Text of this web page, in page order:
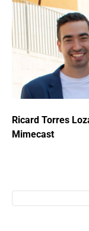
Ricard Torres
Mimecast